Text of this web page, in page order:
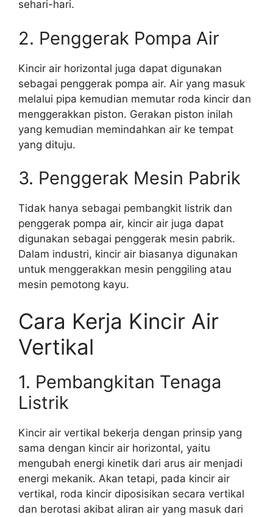
sehari-hari.
2. Penggerak Pompa Air
Kincir air horizontal juga dapat digunakan
sebagai penggerak pompa air. Air yang masuk
melalui pipa kemudian memutar roda kincir dan
menggerakkan piston. Gerakan piston inilah
yang kemudian memindahkan air ke tempat
yang dituju.
3. Penggerak Mesin Pabrik
Tidak hanya sebagai pembangkit listrik dan
penggerak pompa air, kincir air juga dapat
digunakan sebagai penggerak mesin pabrik.
Dalam industri, kincir air biasanya digunakan
untuk menggerakkan mesin penggiling atau
mesin pemotong kayu.
Cara Kerja Kincir Air
Vertikal
1. Pembangkitan Tenaga
Listrik
Kincir air vertikal bekerja dengan prinsip yang
sama dengan kincir air horizontal, yaitu
mengubah energi kinetik dari arus air menjadi
energi mekanik. Akan tetapi, pada kincir air
vertikal, roda kincir diposisikan secara vertikal
dan berotasi akibat aliran air yang masuk dari